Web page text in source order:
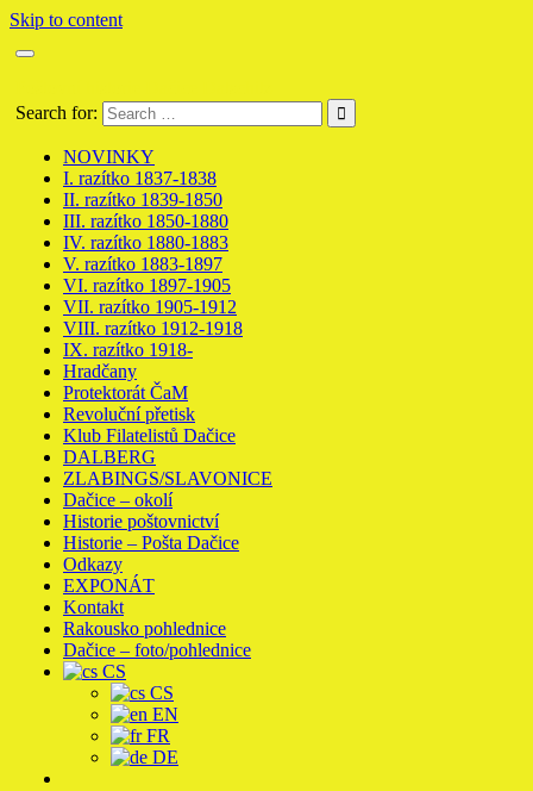
Skip to content
Search for:
NOVINKY
I. razítko 1837-1838
II. razítko 1839-1850
III. razítko 1850-1880
IV. razítko 1880-1883
V. razítko 1883-1897
VI. razítko 1897-1905
VII. razítko 1905-1912
VIII. razítko 1912-1918
IX. razítko 1918-
Hradčany
Protektorát ČaM
Revoluční přetisk
Klub Filatelistů Dačice
DALBERG
ZLABINGS/SLAVONICE
Dačice – okolí
Historie poštovnictví
Historie – Pošta Dačice
Odkazy
EXPONÁT
Kontakt
Rakousko pohlednice
Dačice – foto/pohlednice
CS
CS
EN
FR
DE